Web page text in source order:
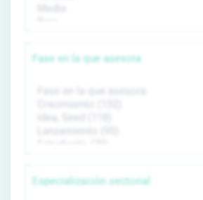
Fase en la que asesora
Especialización sectorial